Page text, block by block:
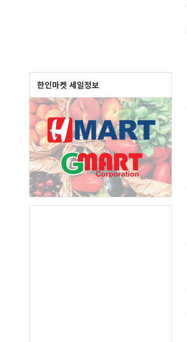
한인마켓 세일정보